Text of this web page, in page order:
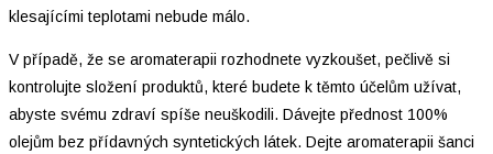
klesajícími teplotami nebude málo.
V případě, že se aromaterapii rozhodnete vyzkoušet, pečlivě si
kontrolujte složení produktů, které budete k těmto účelům užívat,
abyste svému zdraví spíše neuškodili. Dávejte přednost 100%
olejům bez přídavných syntetických látek. Dejte aromaterapii šanci